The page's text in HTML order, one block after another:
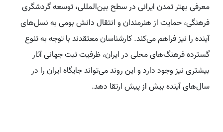
معرفی بهتر تمدن ایرانی در سطح بین‌المللی، توسعه گردشگری
فرهنگی، حمایت از هنرمندان و انتقال دانش بومی به نسل‌های
آینده را نیز فراهم می‌کند. کارشناسان معتقدند با توجه به تنوع
گسترده فرهنگ‌های محلی در ایران، ظرفیت ثبت جهانی آثار
بیشتری نیز وجود دارد و این روند می‌تواند جایگاه ایران را در
سال‌های آینده بیش از پیش ارتقا دهد.